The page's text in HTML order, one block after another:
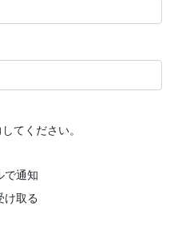
てください。
で通知
け取る